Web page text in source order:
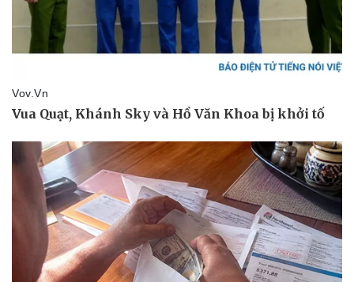
Sức khỏe
Cây thuốc
Sản phụ khoa
Nhi khoa
Nam khoa
Làm đẹp - giảm cân
Phòng mạch online
Ăn sạch sống khỏe
Đời sống
Blog
Tình yêu - Gia đình